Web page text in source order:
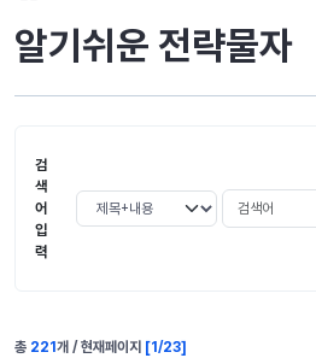
알기쉬운 전략물자
검
색
어
입
력
검색 조건 선택 검색어
총 221 개 / 현재페이지 [1 /23]